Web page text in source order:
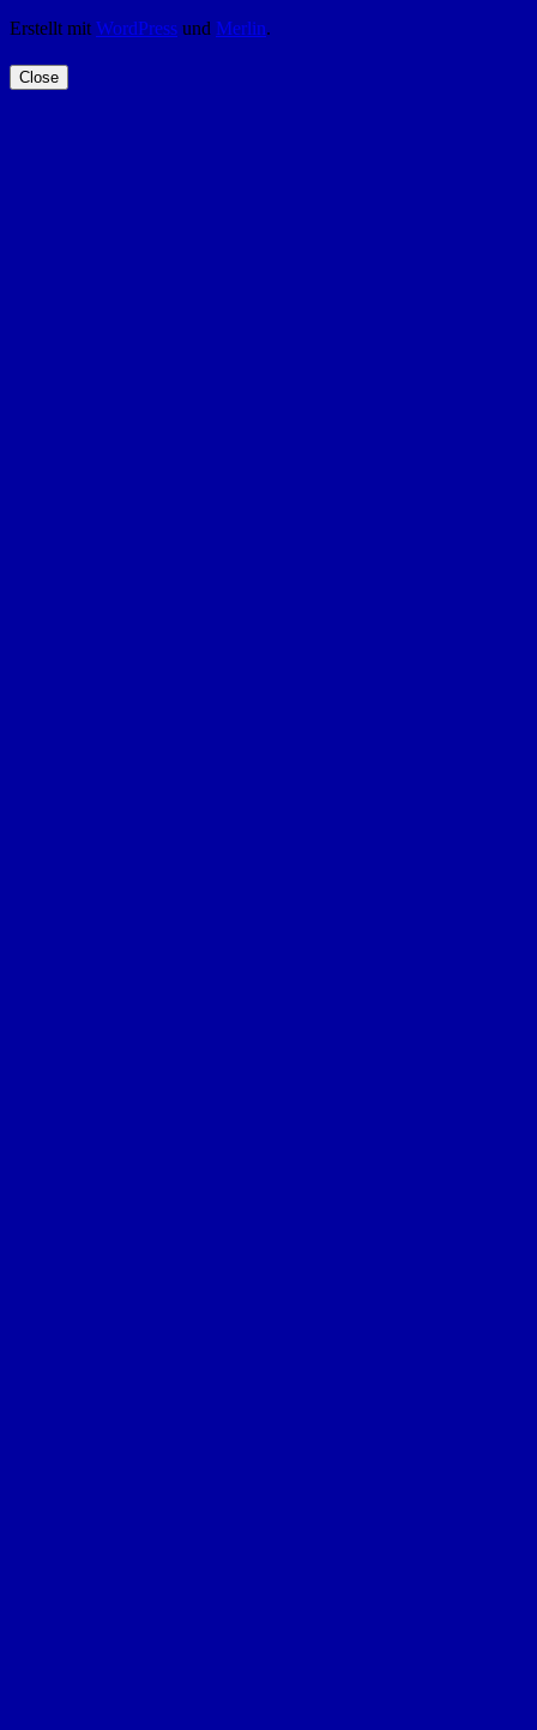
Erstellt mit WordPress und Merlin.
Close